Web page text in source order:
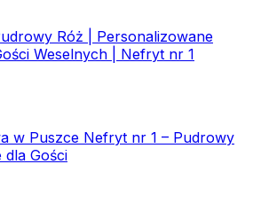
Róż | Personalizowane
Weselnych | Nefryt nr 1
w Puszce Nefryt nr 1 – Pudrowy
dla Gości